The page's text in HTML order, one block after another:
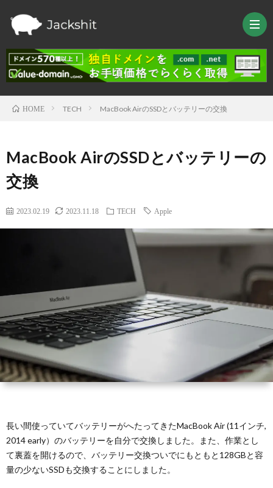
HOME TECH MacBook AirのSSDとバッテリーの交換
MacBook AirのSSDとバッテリーの
交換
2023.02.19 2023.11.18 TECH Apple
長い間使っていてバッテリーがへたってきたMacBook Air (11インチ,
2014 early）のバッテリーを自分で交換しました。また、作業とし
て裏蓋を開けるので、バッテリー交換ついでにもともと128GBと容
量の少ないSSDも交換することにしました。